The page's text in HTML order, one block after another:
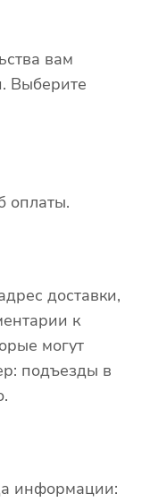
вам
Выберите
оплаты.
доставки,
к
могут
подъезды в
информации: